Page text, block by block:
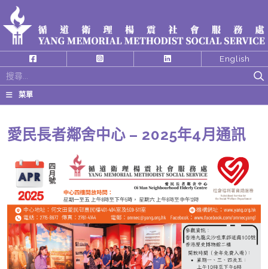
English
搜
尋
關
字:
菜單
愛民長者鄰舍中心 – 2025年4月通訊